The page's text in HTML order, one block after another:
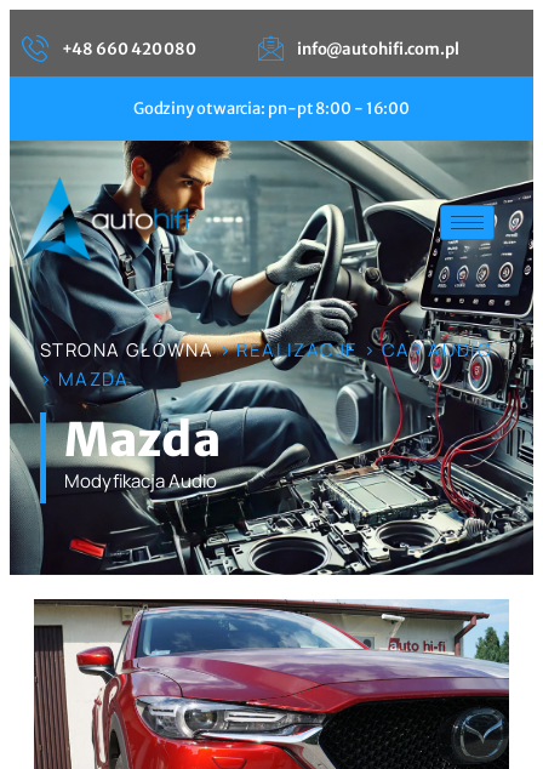
+48 660 420 080 info@autohifi.com.pl
Godziny otwarcia: pn-pt 8:00 - 16:00
STRONA GŁÓWNA> REALIZACJE > CAR AUDIO
> MAZDA
Mazda
Modyfikacja Audio